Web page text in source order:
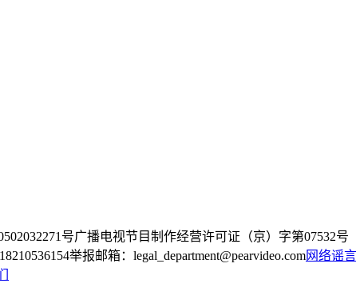
号广播电视节目制作经营许可证（京）字第07532号
举报邮箱：legal_department@pearvideo.com网络谣